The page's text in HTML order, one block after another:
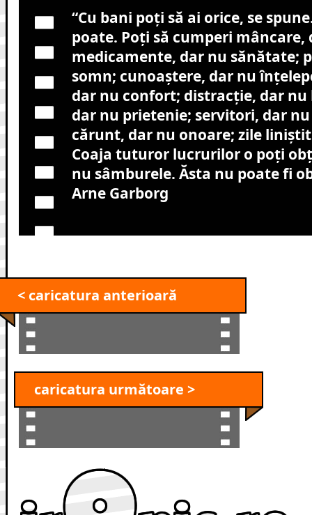
“Cu bani poţi să ai orice, se
poate. Poţi să cumperi
medicamente, dar nu sănătate;
somn; cunoaştere, dar nu
dar nu confort; distracţie, dar nu
dar nu prietenie; servitori, dar
cărunt, dar nu onoare; zile
Coaja tuturor lucrurilor o poţi
nu sâmburele. Ăsta nu poate fi
Arne Garborg
< caricatura anterioară
caricatura următoare >